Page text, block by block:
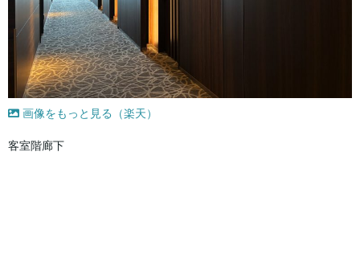
画像をもっと見る（楽天）
客室階廊下